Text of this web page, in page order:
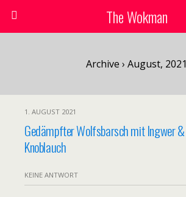
The Wokman
Archive › August, 2021
1. AUGUST 2021
Gedämpfter Wolfsbarsch mit Ingwer &
Knoblauch
KEINE ANTWORT